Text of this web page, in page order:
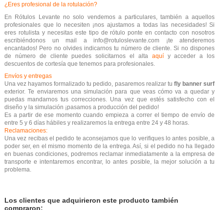
¿Eres profesional de la rotulación?
En Rótulos Levante no solo vendemos a particulares, también a aquellos
profesionales que lo necesiten ¡nos ajustamos a todas las necesidades! Si
eres rotulista y necesitas este tipo de rótulo ponte en contacto con nosotros
escribiéndonos un mail a info@rotuloslevante.com ¡te atenderemos
encantados! Pero no olvides indicarnos tu número de cliente. Si no dispones
de número de cliente puedes solicitarnos el alta
aquí y acceder a los
descuentos de cortesía que tenemos para profesionales.
Envíos y entregas
Una vez hayamos formalizado tu pedido, pasaremos realizar tu fly banner surf
exterior. Te enviaremos una simulación para que veas cómo va a quedar y
puedas mandarnos tus correcciones. Una vez que estés satisfecho con el
diseño y la simulación ¡pasamos a producción del pedido!
Es a partir de ese momento cuando empieza a correr el tiempo de envío de
entre 5 y 6 días hábiles y realizaremos la entrega entre 24 y 48 horas.
Reclamaciones:
Una vez recibas el pedido te aconsejamos que lo verifiques lo antes posible, a
poder ser, en el mismo momento de la entrega. Así, si el pedido no ha llegado
en buenas condiciones, podremos reclamar inmediatamente a la empresa de
transporte e intentaremos encontrar, lo antes posible, la mejor solución a tu
problema.
Los clientes que adquirieron este producto también
compraron: